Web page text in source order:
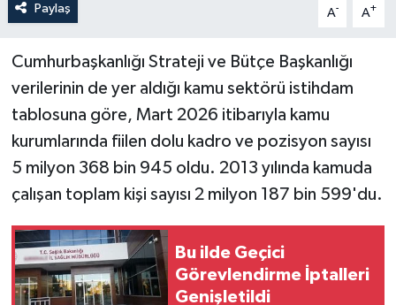
Paylaş A- A+
Cumhurbaşkanlığı Strateji ve Bütçe Başkanlığı
verilerinin de yer aldığı kamu sektörü istihdam
tablosuna göre, Mart 2026 itibarıyla kamu
kurumlarında fiilen dolu kadro ve pozisyon sayısı
5 milyon 368 bin 945 oldu. 2013 yılında kamuda
çalışan toplam kişi sayısı 2 milyon 187 bin 599'du.
Bu ilde Geçici
Görevlendirme İptalleri
Genişletildi